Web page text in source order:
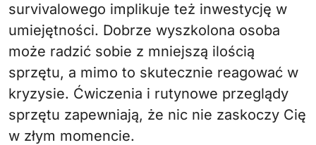
survivalowego implikuje też inwestycję w
umiejętności. Dobrze wyszkolona osoba
może radzić sobie z mniejszą ilością
sprzętu, a mimo to skutecznie reagować w
kryzysie. Ćwiczenia i rutynowe przeglądy
sprzętu zapewniają, że nic nie zaskoczy Cię
w złym momencie.